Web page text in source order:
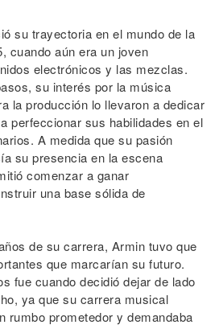
su trayectoria en el mundo de la
cuando aún era un joven
electrónicos y las mezclas.
su interés por la música
la producción lo llevaron a dedicar
perfeccionar sus habilidades en el
A medida que su pasión
su presencia en la escena
comenzar a ganar
una base sólida de
de su carrera, Armin tuvo que
que marcarían su futuro.
fue cuando decidió dejar de lado
ya que su carrera musical
rumbo prometedor y demandaba